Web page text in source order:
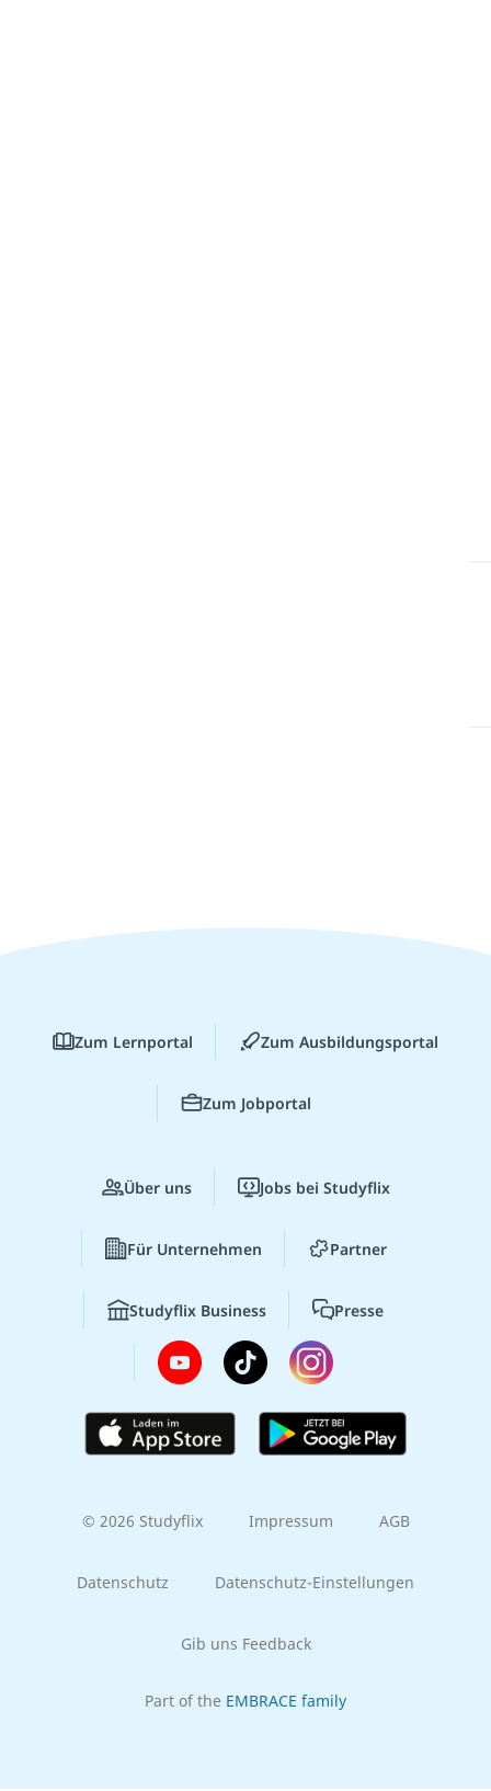
Zum Lernportal Zum Ausbildungsportal
Zum Jobportal
Über uns Jobs bei Studyflix
Für Unternehmen Partner
Studyflix Business Presse
© 2026 Studyflix Impressum AGB
Datenschutz Datenschutz-Einstellungen
Gib uns Feedback
Part of the EMBRACE family